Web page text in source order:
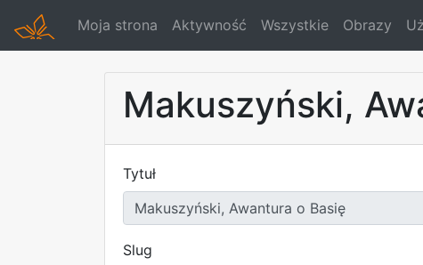
Moja strona Aktywność Wszystkie Obrazy
Makuszyński,
Tytuł
Slug